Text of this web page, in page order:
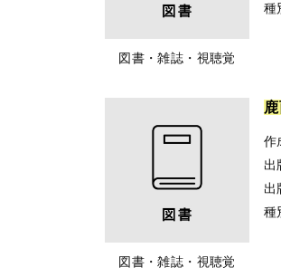
図書・雑誌・視聴覚
種
図書・雑誌・視聴覚
鹿
作
出
出
種